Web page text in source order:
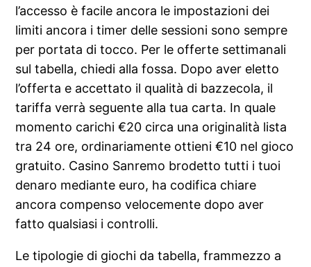
l’accesso è facile ancora le impostazioni dei
limiti ancora i timer delle sessioni sono sempre
per portata di tocco. Per le offerte settimanali
sul tabella, chiedi alla fossa. Dopo aver eletto
l’offerta e accettato il qualità di bazzecola, il
tariffa verrà seguente alla tua carta. In quale
momento carichi €20 circa una originalità lista
tra 24 ore, ordinariamente ottieni €10 nel gioco
gratuito. Casino Sanremo brodetto tutti i tuoi
denaro mediante euro, ha codifica chiare
ancora compenso velocemente dopo aver
fatto qualsiasi i controlli.
Le tipologie di giochi da tabella, frammezzo a